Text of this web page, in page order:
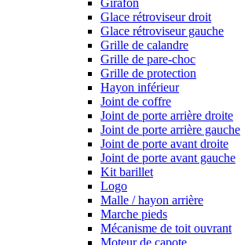
Girafon
Glace rétroviseur droit
Glace rétroviseur gauche
Grille de calandre
Grille de pare-choc
Grille de protection
Hayon inférieur
Joint de coffre
Joint de porte arrière droite
Joint de porte arrière gauche
Joint de porte avant droite
Joint de porte avant gauche
Kit barillet
Logo
Malle / hayon arrière
Marche pieds
Mécanisme de toit ouvrant
Moteur de capote